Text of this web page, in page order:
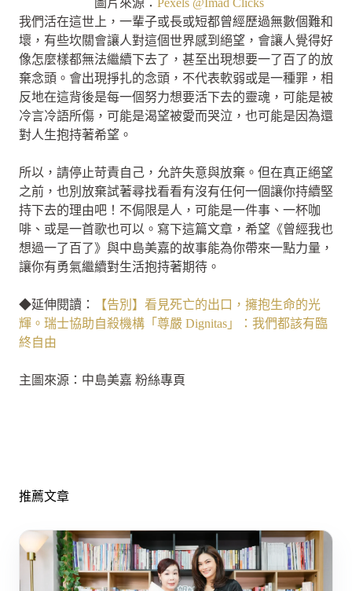
我們活在這世上，一輩子或長或短都曾經歷過無數個難和
壞，有些坎關會讓人對這個世界感到絕望，會讓人覺得好
像怎麼樣都無法繼續下去了，甚至出現想要一了百了的放
棄念頭。會出現掙扎的念頭，不代表軟弱或是一種罪，相
反地在這背後是每一個努力想要活下去的靈魂，可能是被
冷言冷語所傷，可能是渴望被愛而哭泣，也可能是因為還
對人生抱持著希望。
所以，請停止苛責自己，允許失意與放棄。但在真正絕望
之前，也別放棄試著尋找看看有沒有任何一個讓你持續堅
持下去的理由吧！不侷限是人，可能是一件事、一杯咖
啡、或是一首歌也可以。寫下這篇文章，希望《曾經我也
想過一了百了》與中島美嘉的故事能為你帶來一點力量，
讓你有勇氣繼續對生活抱持著期待。
◆延伸閱讀：
【告別】看見死亡的出口，擁抱生命的光
輝。瑞士協助自殺機構「尊嚴 Dignitas」：我們都該有臨
終自由
主圖來源：中島美嘉 粉絲專頁
推薦文章